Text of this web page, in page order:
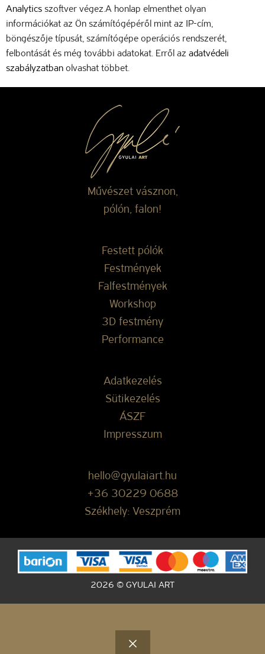
Analytics szoftver végez.A honlap elmenthet olyan
információkat az Ön számítógépéről mint az IP-cím,
böngészője típusát, számítógépe operációs rendszerét,
felbontását és még további adatokat. Erről az adatvédeli
szabályzatban olvashat többet.
Művészet vásznon,
pólón, falon!
Festett pólók
Festmények
Falfestmények
Workshop
3D festmény
Performance
Adatkezelés
Sütikezelés
ÁSZF
Impresszum
hello@gyulaiart.hu
+36 30229 0688
Székhely: Veszprém
2026 © GYULAI ART